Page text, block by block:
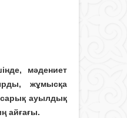
мәдениет
жұмысқа
ауылдық
айғағы.